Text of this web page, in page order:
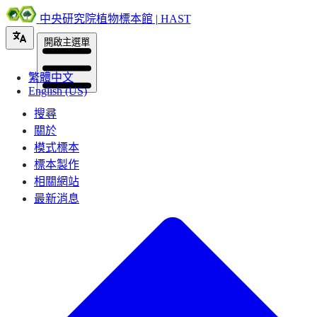
中央研究院植物標本館 | HAST
繁體中文
English (US)
開啟主選單
搜尋
關於
模式標本
標本製作
相關網站
最新消息